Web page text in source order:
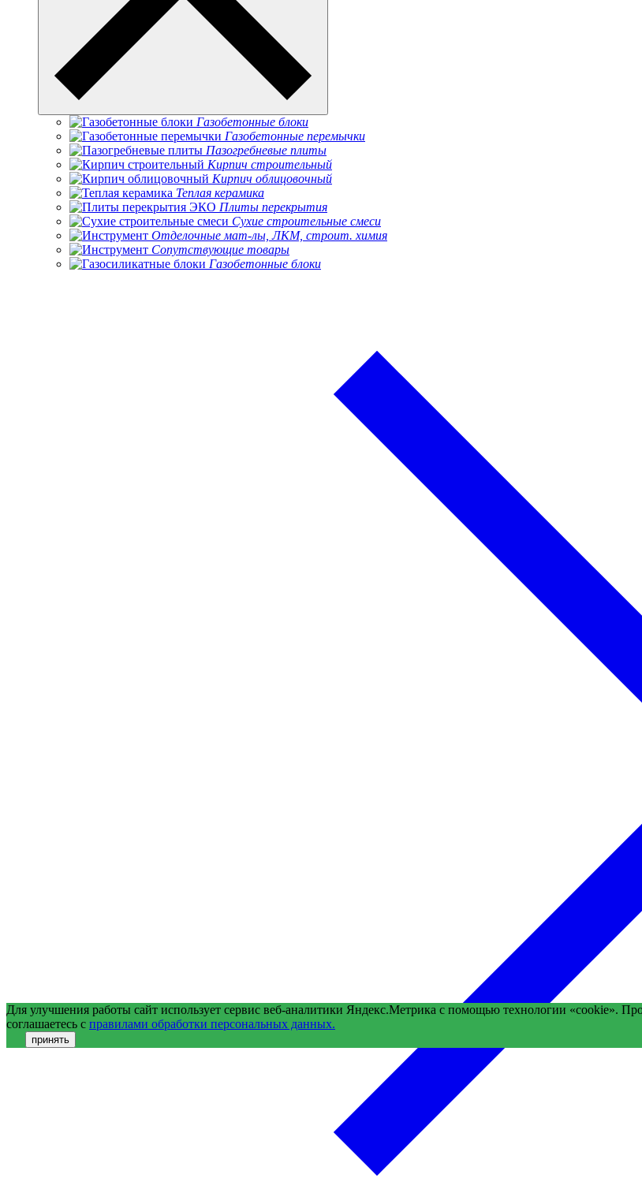
Газобетонные блоки
Газобетонные перемычки
Пазогребневые плиты
Кирпич строительный
Кирпич облицовочный
Теплая керамика
Плиты перекрытия
Сухие строительные смеси
Отделочные мат-лы, ЛКМ, строит. химия
Сопутствующие товары
Газобетонные блоки
Для улучшения работы сайт использует сервис веб-аналитики Яндекс.Метрика с помощью технологии «cookie».
соглашаетесь с правилами обработки персональных данных.
принять